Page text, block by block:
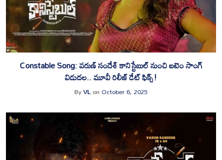
‎Constable Song: వరుణ్ సందేశ్ కానిస్టేబుల్ నుంచి ఐటెం సాంగ్
విడుదల.. మూవీ రిలీజ్ డేట్ ఫిక్స్!
ByVLon October 6, 2025